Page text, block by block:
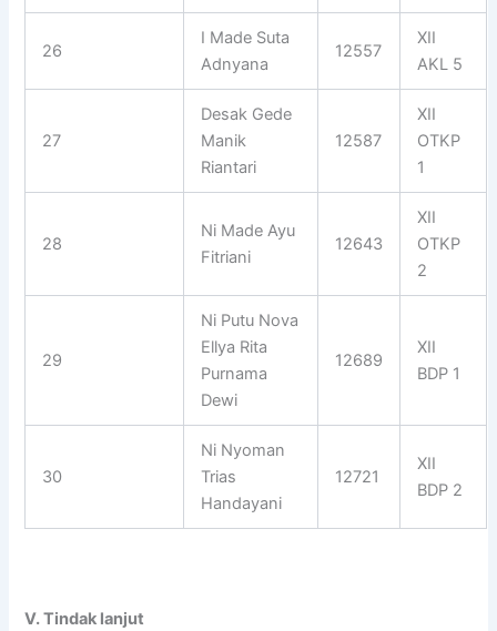
26
I Made Suta
Adnyana
12557
XII
AKL 5
27
Desak Gede
Manik
Riantari
12587
XII
OTKP
1
28
Ni Made Ayu
Fitriani
12643
XII
OTKP
2
29
Ni Putu Nova
Ellya Rita
Purnama
Dewi
12689
XII
BDP 1
30
Ni Nyoman
Trias
Handayani
12721
XII
BDP 2
V. Tindak lanjut